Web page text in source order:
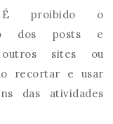
proibido o
dos posts e
sites ou
recortar e usar
das atividades